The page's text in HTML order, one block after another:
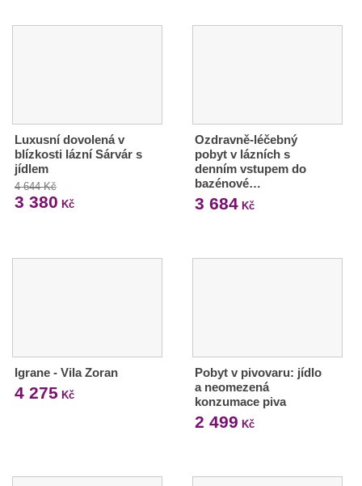
Luxusní dovolená v
blízkosti lázní Sárvár s
jídlem
4 644 Kč
3 380 Kč
Ozdravně-léčebný
pobyt v lázních s
denním vstupem do
bazénové…
3 684Kč
Igrane - Vila Zoran
4 275 Kč
Pobyt v pivovaru: jídlo
a neomezená
konzumace piva
2 499 Kč